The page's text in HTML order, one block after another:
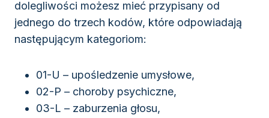
dolegliwości możesz mieć przypisany od
jednego do trzech kodów, które odpowiadają
następującym kategoriom:
01-U – upośledzenie umysłowe,
02-P – choroby psychiczne,
03-L – zaburzenia głosu,